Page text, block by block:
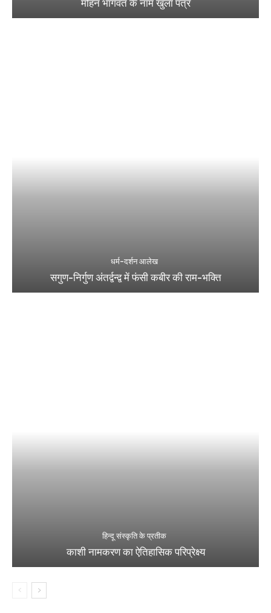
मोहन भागवत के नाम खुला पत्र
धर्म-दर्शन आलेख
सगुण-निर्गुण अंतर्द्वन्द्व में फंसी कबीर की राम-भक्ति
हिन्दू संस्कृति के प्रतीक
काशी नामकरण का ऐतिहासिक परिप्रेक्ष्य